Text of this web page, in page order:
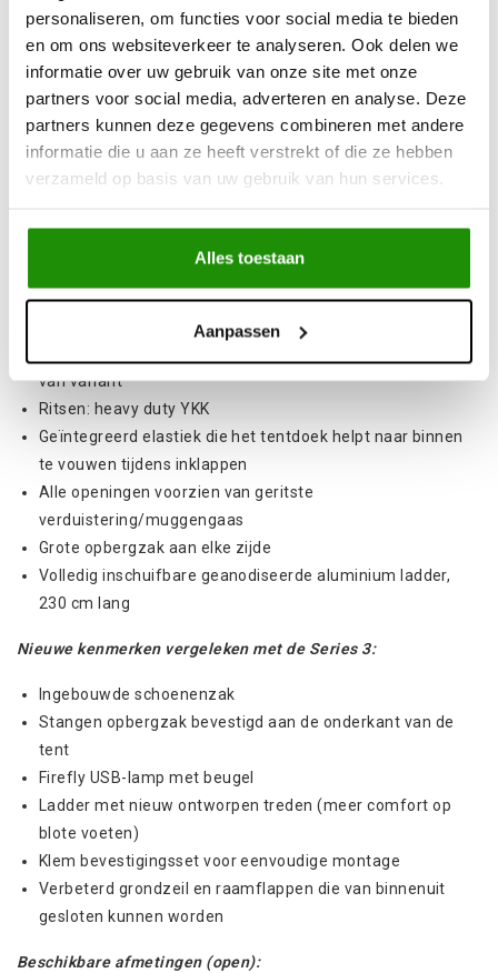
personaliseren, om functies voor social media te bieden
en om ons websiteverkeer te analyseren. Ook delen we
informatie over uw gebruik van onze site met onze
partners voor social media, adverteren en analyse. Deze
partners kunnen deze gegevens combineren met andere
informatie die u aan ze heeft verstrekt of die ze hebben
verzameld op basis van uw gebruik van hun services.
Alles toestaan
Aanpassen
Eezi-Awn producten zijn gebouwd om lang mee te gaan.
Specificaties
Algemene specificaties:
Merk: Eezi-Awn
Hoes: verstevigd PVC met spanband
Vloer: 9mm watervast multiplex met meranti
verstevigingsbalken
Matras: 65 mm SABS goedgekeurd hoge dichtheid schuim
van variant
Ritsen: heavy duty YKK
Geïntegreerd elastiek die het tentdoek helpt naar binnen
te vouwen tijdens inklappen
Alle openingen voorzien van geritste
verduistering/muggengaas
Grote opbergzak aan elke zijde
Volledig inschuifbare geanodiseerde aluminium ladder,
230 cm lang
Nieuwe kenmerken vergeleken met de Series 3:
Ingebouwde schoenenzak
Stangen opbergzak bevestigd aan de onderkant van de
tent
Firefly USB-lamp met beugel
Ladder met nieuw ontworpen treden (meer comfort op
blote voeten)
Klem bevestigingsset voor eenvoudige montage
Verbeterd grondzeil en raamflappen die van binnenuit
gesloten kunnen worden
Beschikbare afmetingen (open):